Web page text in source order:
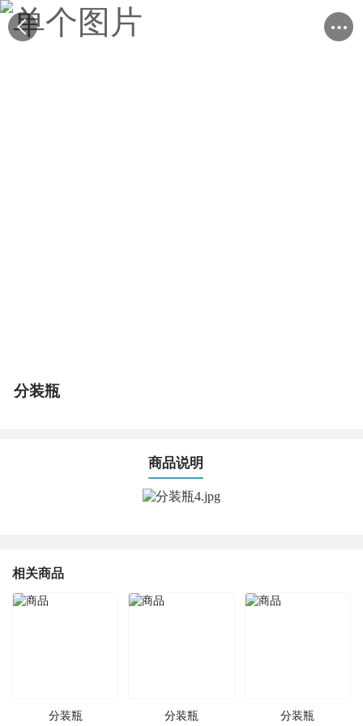
分装瓶
商品说明
相关商品
分装瓶 分装瓶 分装瓶